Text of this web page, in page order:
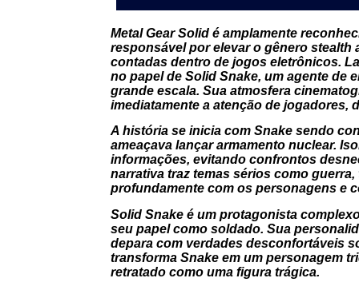
Metal Gear Solid é amplamente
responsável por elevar o gênero stealth
contadas dentro de jogos eletrônicos.
no papel de Solid Snake, um agente de
grande escala. Sua atmosfera
imediatamente a atenção de jogadores,
A história se inicia com Snake sendo
ameaçava lançar armamento nuclear.
informações, evitando confrontos
narrativa traz temas sérios como
profundamente com os personagens e
Solid Snake é um protagonista
seu papel como soldado. Sua
depara com verdades desconfortáveis
transforma Snake em um personagem
retratado como uma figura trágica.